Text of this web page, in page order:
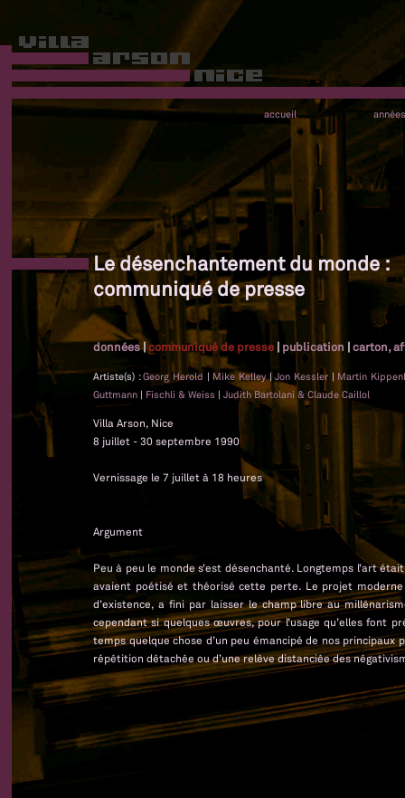
accueil années
Le désenchantement du monde :
communiqué de presse
données|communiqué de presse | publication |carton,
Artiste(s) :Georg Herold |Mike Kelley|Jon Kessler | Martin
Guttmann | Fischli & Weiss | Judith Bartolani & Claude Caillol
Villa Arson, Nice
8 juillet - 30 septembre 1990
Vernissage le 7 juillet à 18 heures
Argument
Peu à peu le monde s’est désenchanté. Longtemps l’art
avaient poétisé et théorisé cette perte. Le projet moderne
d’existence, a fini par laisser le champ libre au
cependant si quelques œuvres, pour l’usage qu’elles font
temps quelque chose d’un peu émancipé de nos
répétition détachée ou d’une relève distanciée des